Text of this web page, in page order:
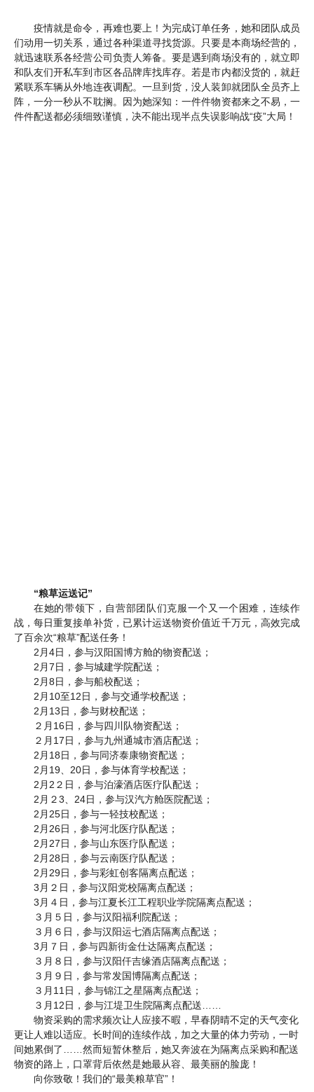
疫情就是命令，再难也要上！为完成订单任务，她和团队成员
们动用一切关系，通过各种渠道寻找货源。只要是本商场经营的，
就迅速联系各经营公司负责人筹备。要是遇到商场没有的，就立即
和队友们开私车到市区各品牌库找库存。若是市内都没货的，就赶
紧联系车辆从外地连夜调配。一旦到货，没人装卸就团队全员齐上
阵，一分一秒从不耽搁。因为她深知：一件件物资都来之不易，一
件件配送都必须细致谨慎，决不能出现半点失误影响战“疫”大局！
“粮草运送记”
在她的带领下，自营部团队们克服一个又一个困难，连续作
战，每日重复接单补货，已累计运送物资价值近千万元，高效完成
了百余次“粮草”配送任务！
2月4日，参与汉阳国博方舱的物资配送；
2月7日，参与城建学院配送；
2月8日，参与船校配送；
2月10至12日，参与交通学校配送；
2月13日，参与财校配送；
２月 16日，参与四川队物资配送；
２月 17日，参与九州通城市酒店配送；
2月18日，参与同济泰康物资配送；
2月19、20日，参与体育学校配送；
2月2２日，参与泊濠酒店医疗队配送；
2月２3、24日，参与汉汽方舱医院配送；
2月25日，参与一轻技校配送；
2月26日，参与河北医疗队配送；
2月27日，参与山东医疗队配送；
2月28日，参与云南医疗队配送；
2月29日，参与彩虹创客隔离点配送；
3月２日，参与汉阳党校隔离点配送；
3月４日，参与江夏长江工程职业学院隔离点配送；
３月５日，参与汉阳福利院配送；
３月６日，参与汉阳运七酒店隔离点配送；
3月７日，参与四新街金仕达隔离点配送；
３月８日，参与汉阳仟吉缘酒店隔离点配送；
３月９日，参与常发国博隔离点配送；
３月 11日，参与锦江之星隔离点配送；
３月 12日，参与江堤卫生院隔离点配送……
物资采购的需求频次让人应接不暇，早春阴晴不定的天气变化
更让人难以适应。长时间的连续作战，加之大量的体力劳动，一时
间她累倒了 ……然而短暂休整后，她又奔波在为隔离点采购和配送
物资的路上，口罩背后依然是她最从容、最美丽的脸庞！
向你致敬！我们的“最美粮草官”！